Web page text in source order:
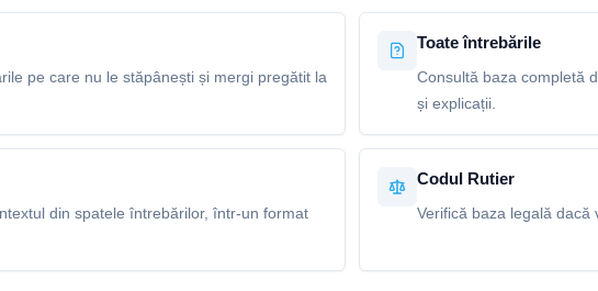
pe care nu le stăpânești și mergi pregătit la
Toate întrebările
Consultă baza completă
și explicații.
din spatele întrebărilor, într-un format
Codul Rutier
Verifică baza legală dacă